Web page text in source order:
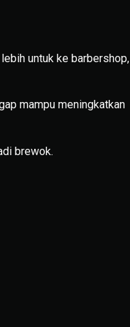
untuk ke barbershop,
mampu meningkatkan
brewok.